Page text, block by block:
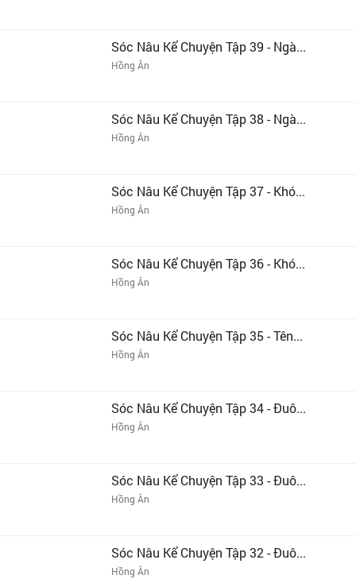
Sóc Nâu Kể Chuyện Tập 39 - Ngà...
Hồng Ân
Sóc Nâu Kể Chuyện Tập 38 - Ngà...
Hồng Ân
Sóc Nâu Kể Chuyện Tập 37 - Khó...
Hồng Ân
Sóc Nâu Kể Chuyện Tập 36 - Khó...
Hồng Ân
Sóc Nâu Kể Chuyện Tập 35 - Tên...
Hồng Ân
Sóc Nâu Kể Chuyện Tập 34 - Đuô...
Hồng Ân
Sóc Nâu Kể Chuyện Tập 33 - Đuô...
Hồng Ân
Sóc Nâu Kể Chuyện Tập 32 - Đuô...
Hồng Ân